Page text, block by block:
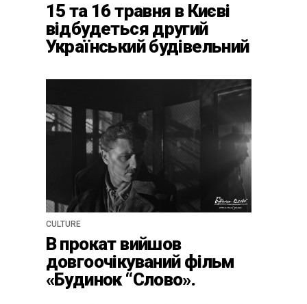
15 та 16 травня в Києві
відбудеться другий
Український будівельний
CULTURE
В прокат вийшов
довгоочікуваний фільм
«Будинок “Слово».